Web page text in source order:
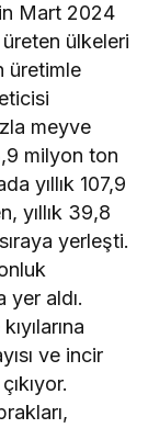
Mart 2024
ülkeleri
üretimle
meyve
milyon ton
yıllık 107,9
yıllık 39,8
yerleşti.
aldı.
ve incir